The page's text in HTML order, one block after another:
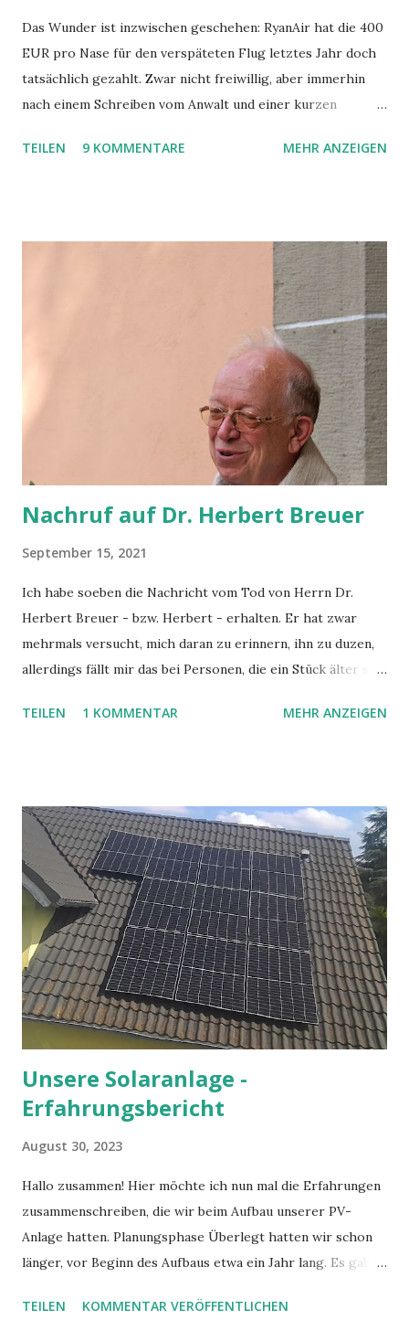
Das Wunder ist inzwischen geschehen: RyanAir hat die 400
EUR pro Nase für den verspäteten Flug letztes Jahr doch
tatsächlich gezahlt. Zwar nicht freiwillig, aber immerhin
nach einem Schreiben vom Anwalt und einer kurzen
Flug von Fuerteventura nach Hahn flog erst ca. 7 Stunden
und Essensgutscheine (5 EUR/Nase!! am Flughafen also
fast etwas zu Essen ODER etwas zu Trinken!) verteilt,
ansonsten blieben aber die Informationen über Gründe für
die Verspätung oder deren Länge spärlich. Nachdem dann
die Ersatzmaschine aus Heathrow und eine Standby-Crew
dafür beschafft worden war, sind wir dann doch noch nach
Hause gekommen, allerdings erst mitten in der Nacht statt
am frühen Abend. Ermuntert durch die
passagierfreundlichen Entscheidungen z.T.
Entschädigungen unter dem Stic...
TEILEN 9 KOMMENTARE MEHR ANZEIGEN
Nachruf auf Dr. Herbert Breuer
September 15, 2021
Ich habe soeben die Nachricht vom Tod von Herrn Dr.
Herbert Breuer - bzw. Herbert - erhalten. Er hat zwar
mehrmals versucht, mich daran zu erinnern, ihn zu duzen,
allerdings fällt mir das bei Personen, die ein Stück älter sind
oft schwer. Bei ihm bin ich zur Erstkommunion gegangen,
prägend war für mich die Vermittlung des Wissens, dass die
Naturwissenschaften und der Glaube keine Gegensätze
sein sollten und man natürlich auch als Christ nicht davon
ausgehen muss, dass die Welt in 6 Tagen geschaffen wurde.
Seine Einsichten machten es mir einfacher, an Dinge zu
glauben, die ich sonst vielleicht verworfen hätte. Manche
könnten sagen, er habe den Kampf gegen den Krebs
verloren. In einer kölschen Mess hätte er darauf vielleicht
scherzhaft entgegnet, dass er und der Kreb...
TEILEN 1 KOMMENTAR MEHR ANZEIGEN
Unsere Solaranlage -
Erfahrungsbericht
August 30, 2023
Hallo zusammen! Hier möchte ich nun mal die Erfahrungen
zusammenschreiben, die wir beim Aufbau unserer PV-
Anlage hatten. Planungsphase Überlegt hatten wir schon
länger, vor Beginn des Aufbaus etwa ein Jahr lang. Es gab
ins Gespräch, dass ab 2023 die Mehrwertsteuer entfallen
TEILEN KOMMENTAR VERÖFFENTLICHEN